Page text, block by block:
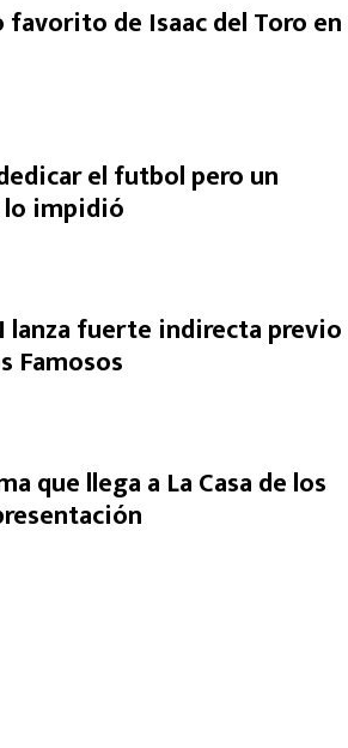
de Isaac del Toro en
el futbol pero un
impidió
lanza fuerte indirecta previo
Famosos
que llega a La Casa de los